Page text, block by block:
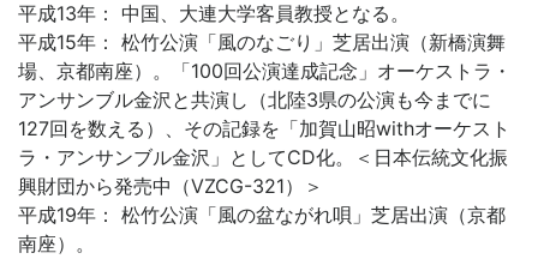
平成13年： 中国、大連大学客員教授となる。
平成15年： 松竹公演「風のなごり」芝居出演（新橋演舞
場、京都南座）。「100回公演達成記念」オーケストラ・
アンサンブル金沢と共演し（北陸3県の公演も今までに
127回を数える）、その記録を「加賀山昭withオーケスト
ラ・アンサンブル金沢」としてCD化。＜日本伝統文化振
興財団から発売中（VZCG-321）＞
平成19年： 松竹公演「風の盆ながれ唄」芝居出演（京都
南座）。